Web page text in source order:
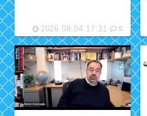
2026.08.04 17:31 0